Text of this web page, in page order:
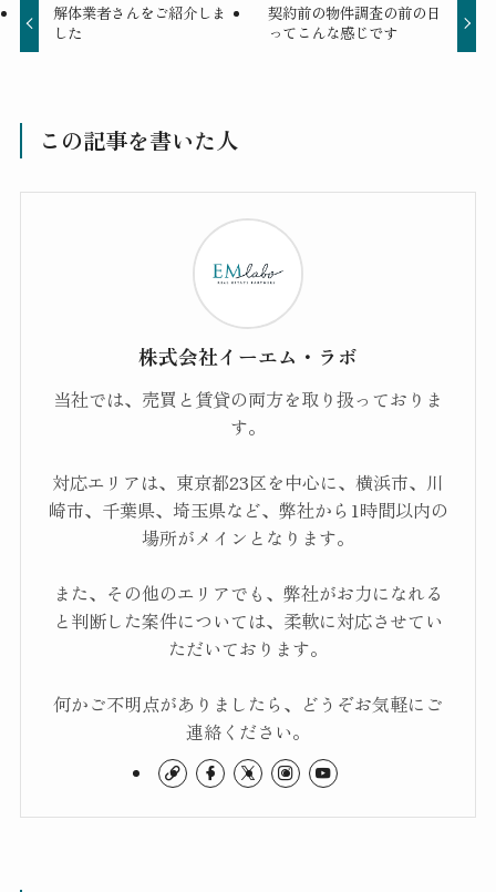
解体業者さんをご紹介しま
した
契約前の物件調査の前の日
ってこんな感じです
この記事を書いた人
株式会社イーエム・ラボ
当社では、売買と賃貸の両方を取り扱っておりま
す。
対応エリアは、東京都23区を中心に、横浜市、川
崎市、千葉県、埼玉県など、弊社から1時間以内の
場所がメインとなります。
また、その他のエリアでも、弊社がお力になれる
と判断した案件については、柔軟に対応させてい
ただいております。
何かご不明点がありましたら、どうぞお気軽にご
連絡ください。